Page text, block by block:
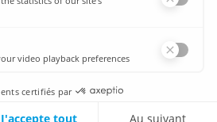
Réservés.
& DONNÉES PERSONNELLES